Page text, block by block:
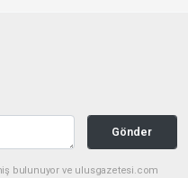
Gönder
bulunuyor ve ulusgazetesi.com